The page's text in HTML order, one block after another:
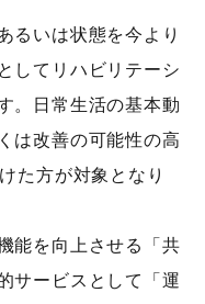
るいは状態を今より
してリハビリテーシ
。日常生活の基本動
は改善の可能性の高
た方が対象となり
能を向上させる「共
サービスとして「運